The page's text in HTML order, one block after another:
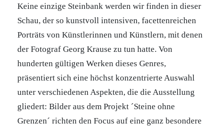
Keine einzige Steinbank werden wir finden in dieser
Schau, der so kunstvoll intensiven, facettenreichen
Porträts von Künstlerinnen und Künstlern, mit denen
der Fotograf Georg Krause zu tun hatte. Von
hunderten gültigen Werken dieses Genres,
präsentiert sich eine höchst konzentrierte Auswahl
unter verschiedenen Aspekten, die die Ausstellung
gliedert: Bilder aus dem Projekt ´Steine ohne
Grenzen´ richten den Focus auf eine ganz besondere